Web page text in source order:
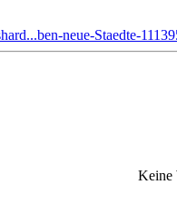
neue-Staedte-
Keine